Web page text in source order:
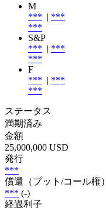
M
*** | ***
***
S&P
*** | ***
***
F
*** | ***
***
ステータス
満期済み
金額
25,000,000 USD
発行
***
償還（プット/コール権）
*** (-)
経過利子